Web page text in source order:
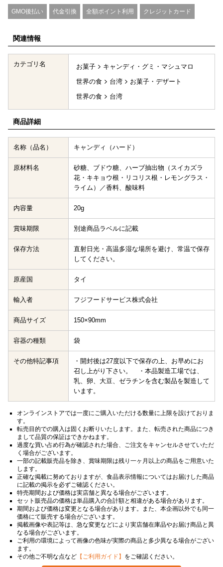
GMO後払い 代金引換 全額ポイント利用 クレジットカード
関連情報
カテゴリ名 お菓子
キャンディ・グミ・マシュマロ
世界の食
台湾
お菓子・デザート
世界の食
台湾
商品詳細
名称（品名） キャンディ（ハード）
原材料名
砂糖、ブドウ糖、ハーブ抽出物（スイカズラ
花・キキョウ根・リコリス根・レモングラス・
ライム）／香料、酸味料
内容量 20g
賞味期限 別途商品ラベルに記載
保存方法
直射日光・高温多湿な場所を避け、常温で保存
してください。
原産国 タイ
輸入者 フジフードサービス株式会社
商品サイズ 150×90mm
容器の種類 袋
その他特記事項
・開封後は27度以下で保存の上、お早めにお
召し上がり下さい。 ・本品製造工場では、
乳、卵、大豆、ゼラチンを含む製品を製造して
います。
オンラインストアでは一度にご購入いただける数量に上限を設けておりま
す。
転売目的での購入は固くお断りいたします。また、転売された商品につき
まして品質の保証はできかねます。
過度な買い占め行為が確認された場合、ご注文をキャンセルさせていただ
く場合がございます。
一部の記載販売品を除き、賞味期限は残り一ヶ月以上の商品をご用意いた
します。
正確な掲載に努めておりますが、食品表示情報についてはお届けした商品
に記載の掲示を必ずご確認ください。
特売期間および価格は実店舗と異なる場合がございます。
セット販売品の価格は単品購入の合計額と相違がある場合があります。
期間および価格は変更となる場合があります。また、本企画以外でも同一
価格にて販売する場合がございます。
掲載画像や表記等は、急な変更などにより実店舗在庫品やお届け商品と異
なる場合がございます。
ご利用の環境によって画像の色味が実際の商品と多少異なる場合がござい
ます。
その他ご不明な点など 【ご利用ガイド】 をご確認ください。